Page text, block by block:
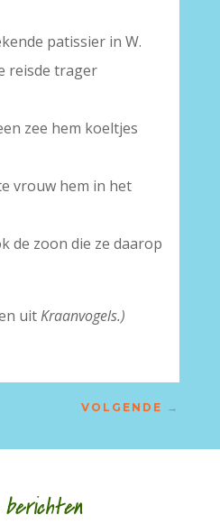
patissier in W.
reisde trager
zee hem koeltjes
vrouw hem in het
de zoon die ze daarop
uitKraanvogels.)
VOLGENDE →